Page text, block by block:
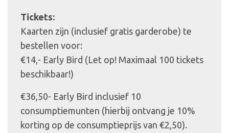
Tickets:
Kaarten zijn (inclusief gratis garderobe) te
bestellen voor:
€14,- Early Bird (Let op! Maximaal 100 tickets
beschikbaar!)
€36,50- Early Bird inclusief 10
consumptiemunten (hierbij ontvang je 10%
korting op de consumptieprijs van €2,50).